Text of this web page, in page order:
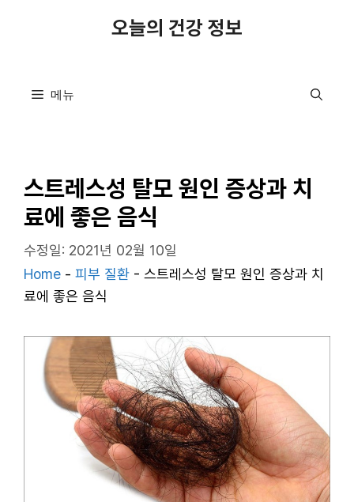
오늘의 건강 정보
메뉴
스트레스성 탈모 원인 증상과 치
료에 좋은 음식
수정일: 2021년 02월 10일
Home - 피부 질환 - 스트레스성 탈모 원인 증상과 치
료에 좋은 음식